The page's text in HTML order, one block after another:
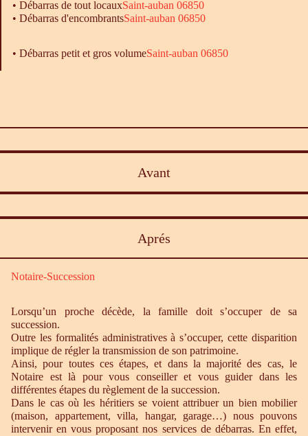
• Débarras de tout locauxSaint-auban 06850
• Débarras d'encombrantsSaint-auban 06850
• Débarras petit et gros volumeSaint-auban 06850
Avant
Aprés
Notaire-Succession
Lorsqu’un proche décède, la famille doit s’occuper de sa
succession.
Outre les formalités administratives à s’occuper, cette disparition
implique de régler la transmission de son patrimoine.
Ainsi, pour toutes ces étapes, et dans la majorité des cas, le
Notaire est là pour vous conseiller et vous guider dans les
différentes étapes du règlement de la succession.
Dans le cas où les héritiers se voient attribuer un bien mobilier
(maison, appartement, villa, hangar, garage…) nous pouvons
intervenir en vous proposant nos services de débarras. En effet,